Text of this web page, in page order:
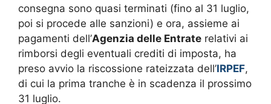
consegna sono quasi terminati (fino al 31 luglio,
poi si procede alle sanzioni) e ora, assieme ai
pagamenti dell’Agenzia delle Entrate relativi ai
rimborsi degli eventuali crediti di imposta, ha
preso avvio la riscossione rateizzata dell’IRPEF,
di cui la prima tranche è in scadenza il prossimo
31 luglio.